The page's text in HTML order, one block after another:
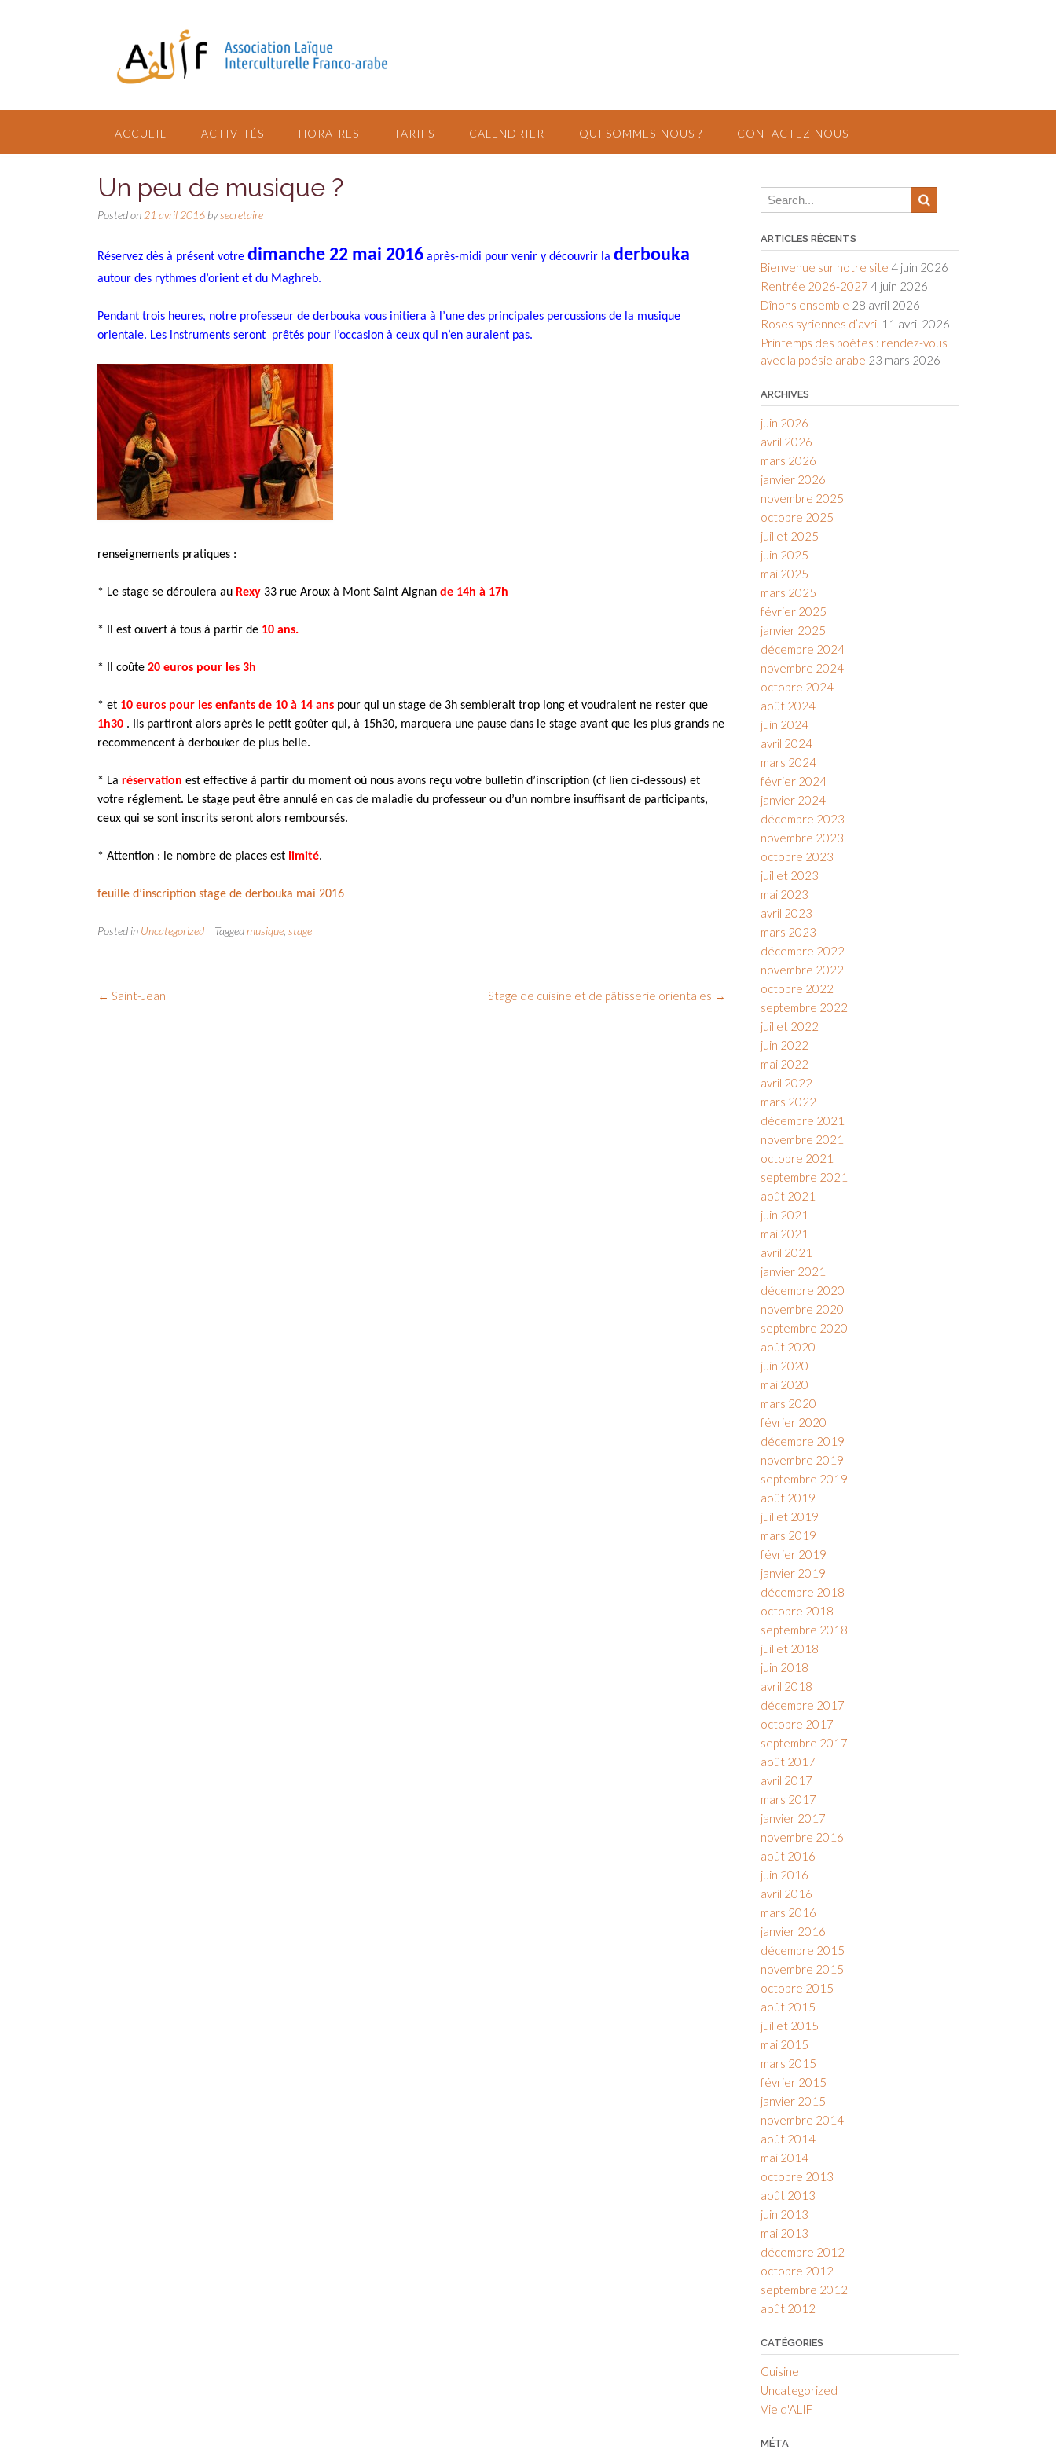
ACCUEIL ACTIVITÉS HORAIRES TARIFS CALENDRIER QUI SOMMES-NOUS ? CONTACTEZ-NOUS
Un peu de musique ?
Posted on 21 avril 2016 bysecretaire
Réservez dès à présent votre dimanche 22 mai 2016 après-midi pour venir y découvrir la derbouka
autour des rythmes d’orient et du Maghreb.
Pendant trois heures, notre professeur de derbouka vous initiera à l’une des principales percussions de la musique
orientale. Les instruments seront prêtés pour l’occasion à ceux qui n’en auraient pas.
renseignements pratiques :
* Le stage se déroulera au Rexy 33 rue Aroux à Mont Saint Aignan de 14h à 17h
* Il est ouvert à tous à partir de 10 ans.
* Il coûte 20 euros pour les 3h
* et 10 euros pour les enfants de 10 à 14 ans pour qui un stage de 3h semblerait trop long et voudraient ne rester que
1h30 . Ils partiront alors après le petit goûter qui, à 15h30, marquera une pause dans le stage avant que les plus grands ne
recommencent à derbouker de plus belle.
* La réservation est effective à partir du moment où nous avons reçu votre bulletin d’inscription (cf lien ci-dessous) et
votre réglement. Le stage peut être annulé en cas de maladie du professeur ou d’un nombre insuffisant de participants,
ceux qui se sont inscrits seront alors remboursés.
* Attention : le nombre de places est limité.
feuille d’inscription stage de derbouka mai 2016
Posted in Uncategorized Taggedmusique stage
Post
Stage de cuisine et de pâtisserie orientales →
← Saint-Jean
ARTICLES RÉCENTS
Bienvenue sur notre site 4 juin 2026
Rentrée 2026-2027 4 juin 2026
Dînons ensemble 28 avril 2026
Roses syriennes d’avril 11 avril 2026
Printemps des poètes : rendez-vous
avec la poésie arabe 23 mars 2026
ARCHIVES
juin 2026
avril 2026
mars 2026
janvier 2026
novembre 2025
octobre 2025
juillet 2025
juin 2025
mai 2025
mars 2025
février 2025
janvier 2025
décembre 2024
novembre 2024
octobre 2024
août 2024
juin 2024
avril 2024
mars 2024
février 2024
janvier 2024
décembre 2023
novembre 2023
octobre 2023
juillet 2023
mai 2023
avril 2023
mars 2023
décembre 2022
novembre 2022
octobre 2022
septembre 2022
juillet 2022
juin 2022
mai 2022
avril 2022
mars 2022
décembre 2021
novembre 2021
octobre 2021
septembre 2021
août 2021
juin 2021
mai 2021
avril 2021
janvier 2021
décembre 2020
novembre 2020
septembre 2020
août 2020
juin 2020
mai 2020
mars 2020
février 2020
décembre 2019
novembre 2019
septembre 2019
août 2019
juillet 2019
mars 2019
février 2019
janvier 2019
décembre 2018
octobre 2018
septembre 2018
juillet 2018
juin 2018
avril 2018
décembre 2017
octobre 2017
septembre 2017
août 2017
avril 2017
mars 2017
janvier 2017
novembre 2016
août 2016
juin 2016
avril 2016
mars 2016
janvier 2016
décembre 2015
novembre 2015
octobre 2015
août 2015
juillet 2015
mai 2015
mars 2015
février 2015
janvier 2015
novembre 2014
août 2014
mai 2014
octobre 2013
août 2013
juin 2013
mai 2013
décembre 2012
octobre 2012
septembre 2012
août 2012
CATÉGORIES
Cuisine
Uncategorized
Vie d'ALIF
MÉTA